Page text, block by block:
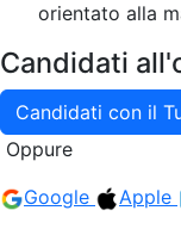
orientato alla
Candidati
Candidati con il
Oppure
Google
Apple